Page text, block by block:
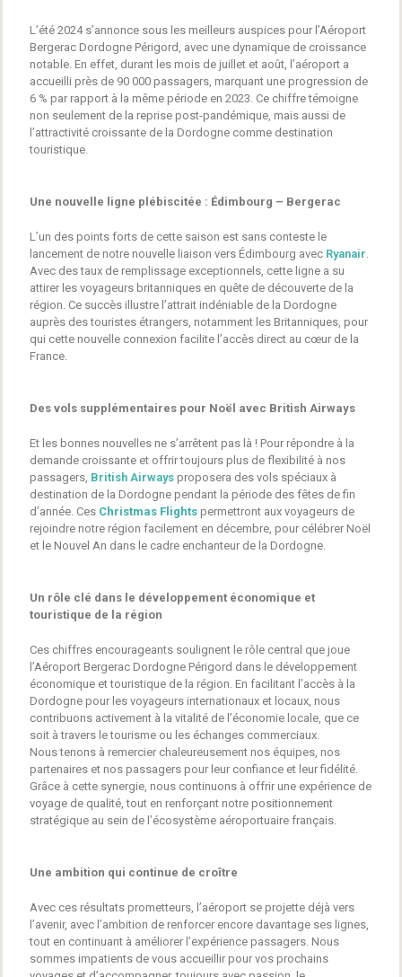
L’été 2024 s’annonce sous les meilleurs auspices pour l’Aéroport
Bergerac Dordogne Périgord, avec une dynamique de croissance
notable. En effet, durant les mois de juillet et août, l’aéroport a
accueilli près de 90 000 passagers, marquant une progression de
6 % par rapport à la même période en 2023. Ce chiffre témoigne
non seulement de la reprise post-pandémique, mais aussi de
l’attractivité croissante de la Dordogne comme destination
touristique.
Une nouvelle ligne plébiscitée : Édimbourg – Bergerac
L’un des points forts de cette saison est sans conteste le
lancement de notre nouvelle liaison vers Édimbourg avec Ryanair.
Avec des taux de remplissage exceptionnels, cette ligne a su
attirer les voyageurs britanniques en quête de découverte de la
région. Ce succès illustre l’attrait indéniable de la Dordogne
auprès des touristes étrangers, notamment les Britanniques, pour
qui cette nouvelle connexion facilite l’accès direct au cœur de la
France.
Des vols supplémentaires pour Noël avec British Airways
Et les bonnes nouvelles ne s’arrêtent pas là ! Pour répondre à la
demande croissante et offrir toujours plus de flexibilité à nos
passagers, British Airways proposera des vols spéciaux à
destination de la Dordogne pendant la période des fêtes de fin
d’année. Ces Christmas Flights permettront aux voyageurs de
rejoindre notre région facilement en décembre, pour célébrer Noël
et le Nouvel An dans le cadre enchanteur de la Dordogne.
Un rôle clé dans le développement économique et
touristique de la région
Ces chiffres encourageants soulignent le rôle central que joue
l’Aéroport Bergerac Dordogne Périgord dans le développement
économique et touristique de la région. En facilitant l’accès à la
Dordogne pour les voyageurs internationaux et locaux, nous
contribuons activement à la vitalité de l’économie locale, que ce
soit à travers le tourisme ou les échanges commerciaux.
Nous tenons à remercier chaleureusement nos équipes, nos
partenaires et nos passagers pour leur confiance et leur fidélité.
Grâce à cette synergie, nous continuons à offrir une expérience de
voyage de qualité, tout en renforçant notre positionnement
stratégique au sein de l’écosystème aéroportuaire français.
Une ambition qui continue de croître
Avec ces résultats prometteurs, l’aéroport se projette déjà vers
l’avenir, avec l’ambition de renforcer encore davantage ses lignes,
tout en continuant à améliorer l’expérience passagers. Nous
sommes impatients de vous accueillir pour vos prochains